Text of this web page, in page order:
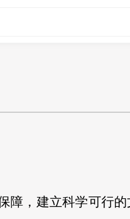
障，建立科学可行的